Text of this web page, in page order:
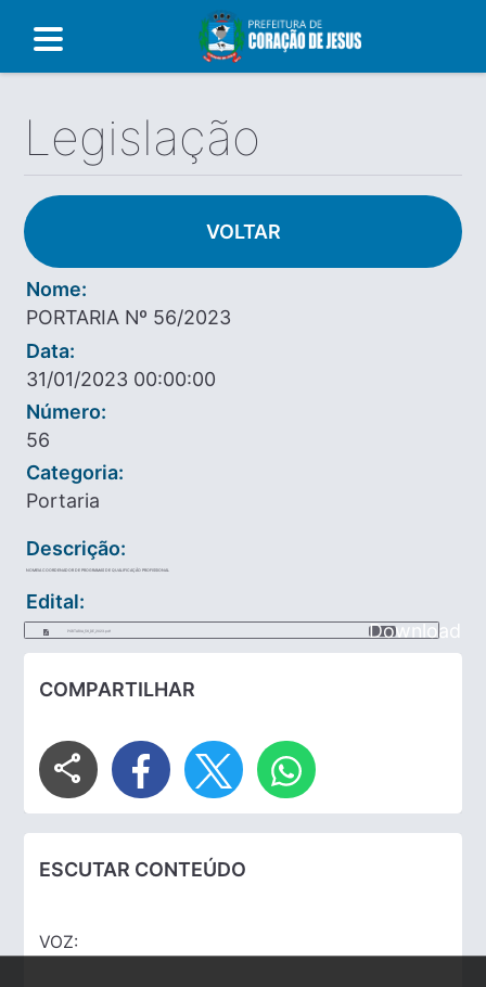
Legislação
VOLTAR
Nome:
PORTARIA Nº 56/2023
Data:
31/01/2023 00:00:00
Número:
56
Categoria:
Portaria
Descrição:
NOMEIA COORDENADOR DE PROGRAMAS DE QUALIFICAÇÃO PROFISSIONAL
Edital:
PORTARIA_56_DE_2023.pdf Download
COMPARTILHAR
share
ESCUTAR CONTEÚDO
VOZ: